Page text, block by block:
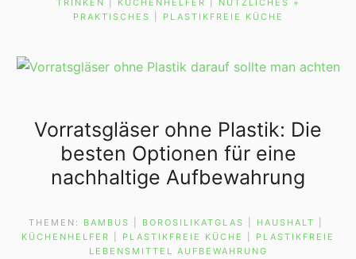
TRINKEN
KÜCHENHELFER
NÜTZLICHES +
PRAKTISCHES
PLASTIKFREIE KÜCHE
Vorratsgläser ohne Plastik: Die
besten Optionen für eine
nachhaltige Aufbewahrung
THEMEN: BAMBUS BOROSILIKATGLAS HAUSHALT
KÜCHENHELFER
PLASTIKFREIE KÜCHE
PLASTIKFREIE
LEBENSMITTEL AUFBEWAHRUNG